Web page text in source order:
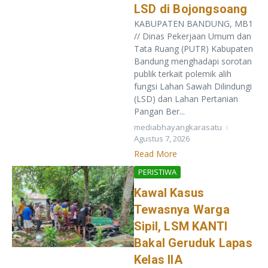
LSD di Bojongsoang
KABUPATEN BANDUNG, MB1
// Dinas Pekerjaan Umum dan
Tata Ruang (PUTR) Kabupaten
Bandung menghadapi sorotan
publik terkait polemik alih
fungsi Lahan Sawah Dilindungi
(LSD) dan Lahan Pertanian
Pangan Ber...
mediabhayangkarasatu
Agustus 7, 2026
Read More
PERISTIWA
Kawal Kasus
Tewasnya Warga
Sipil, LSM KANTI
Bakal Geruduk Lapas
Kelas IIA